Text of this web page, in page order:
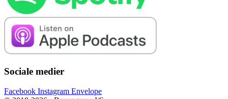
Sociale medier
Facebook Instagram Envelope